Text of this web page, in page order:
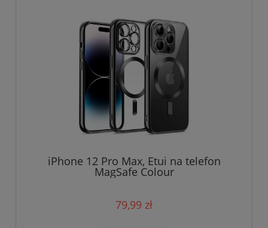
iPhone 12 Pro Max, Etui na telefon
MagSafe Colour
79,99 zł